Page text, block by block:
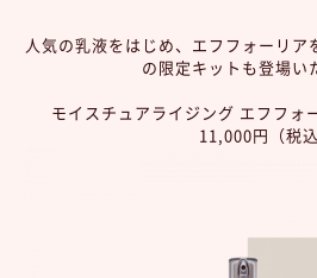
人気の乳液をはじめ、エフフォーリア
の限定キットも登場い
モイスチュアライジング エフフ
11,000円（税込